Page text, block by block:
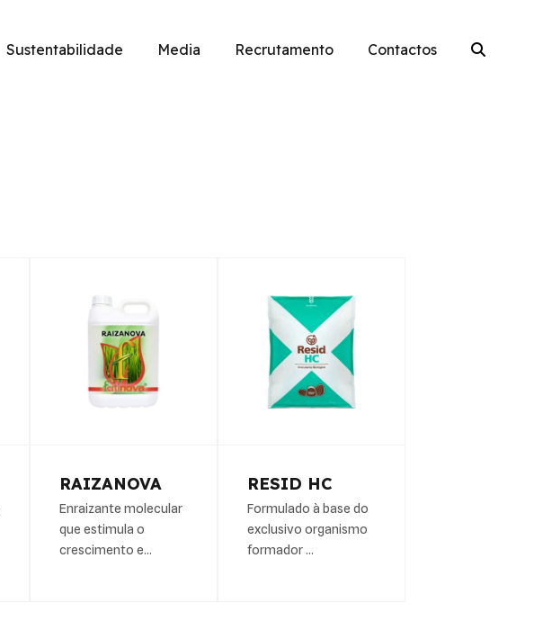
Sustentabilidade Media Recrutamento Contactos
RAIZANOVA
Enraizante molecular
que estimula o
crescimento e…
RESID HC
Formulado à base do
exclusivo organismo
formador …